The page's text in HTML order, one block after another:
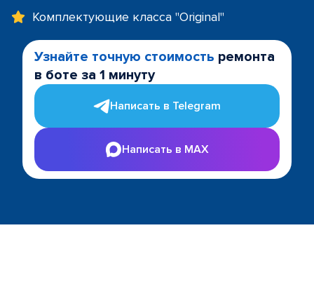
Комплектующие класса "Original"
Узнайте точную стоимость ремонта
в боте за 1 минуту
Написать в Telegram
Написать в MAX